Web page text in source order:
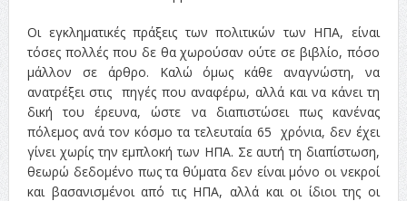
Οι εγκληματικές πράξεις των πολιτικών των ΗΠΑ, είναι
τόσες πολλές που δε θα χωρούσαν ούτε σε βιβλίο, πόσο
μάλλον σε άρθρο. Καλώ όμως κάθε αναγνώστη, να
ανατρέξει στις πηγές που αναφέρω, αλλά και να κάνει τη
δική του έρευνα, ώστε να διαπιστώσει πως κανένας
πόλεμος ανά τον κόσμο τα τελευταία 65 χρόνια, δεν έχει
γίνει χωρίς την εμπλοκή των ΗΠΑ. Σε αυτή τη διαπίστωση,
θεωρώ δεδομένο πως τα θύματα δεν είναι μόνο οι νεκροί
και βασανισμένοι από τις ΗΠΑ, αλλά και οι ίδιοι της οι